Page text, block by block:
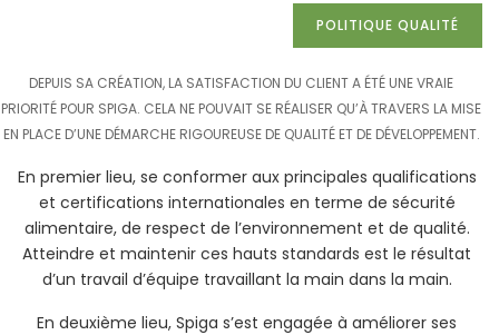
POLITIQUE QUALITÉ
DEPUIS SA CRÉATION, LA SATISFACTION DU CLIENT A ÉTÉ UNE VRAIE
PRIORITÉ POUR SPIGA. CELA NE POUVAIT SE RÉALISER QU’À TRAVERS LA MISE
EN PLACE D’UNE DÉMARCHE RIGOUREUSE DE QUALITÉ ET DE DÉVELOPPEMENT.
En premier lieu, se conformer aux principales qualifications
et certifications internationales en terme de sécurité
alimentaire, de respect de l’environnement et de qualité.
Atteindre et maintenir ces hauts standards est le résultat
d’un travail d’équipe travaillant la main dans la main.
En deuxième lieu, Spiga s’est engagée à améliorer ses